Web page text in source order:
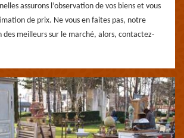
assurons l’observation de vos biens et vous
de prix. Ne vous en faites pas, notre
des meilleurs sur le marché, alors, contactez-